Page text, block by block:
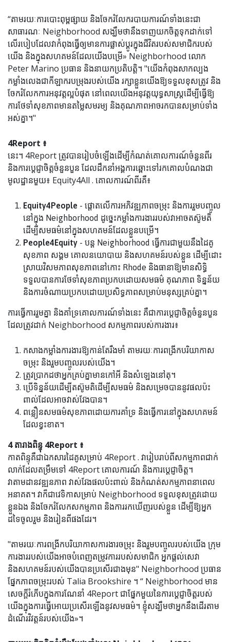
“តាមរយៈការបោះពុម្ពផ្សាយ និងចែករំលែករបាយការណ៍ទាំងនេះជា
សាធារណៈ Neighborhood សង្ឃឹម​ថា​នឹង​ទាញ​យក​ចិត្ត​ទុក​ដាក់​ទៅ​
លើ​របៀប​ដែល​វា​កំពុង​ធ្វើ​ឲ្យ​មាន​ការ​ផ្លាស់​ប្តូរ​ក្នុង​ជីវិត​របស់​សមាជិក​របស់​
យើង និង​ក្នុង​សហគមន៍​ដែល​យើង​បម្រើ» Neighborhood លោក
Peter Marino ប្រធាន និងនាយកប្រតិបត្តិ។ "យើងកំពុងសាកល្បង
កម្លាំងលេងជាកីឡាករបម្រុងរបស់យើង រក្សាខ្លួនយើងឱ្យទទួលខុសត្រូវ និង
ចែករំលែកការអនុវត្តល្អបំផុត នៅពេលយើងអនុវត្តយុទ្ធសាស្រ្តដើម្បីធ្វើឱ្យ
ការថែទាំសុខភាពមានតម្លៃសមរម្យ និងគុណភាពអាចរកបានសម្រាប់ទាំង
អស់គ្នា។"
4Report ៖
នេះ។ 4Report ត្រូវបានរៀបចំឡើងដើម្បីកំណត់គោលការណ៍ចំនួនពីរ
និងការប្តេជ្ញាចិត្តចំនួនបួន ដែលដឹកនាំអង្គការឆ្ពោះទៅរកគោលបំណងជា
មូលដ្ឋានមួយ៖ Equity4All . គោលការណ៍ពីរគឺ៖
Equity4People - ផ្តោតលើការអភិវឌ្ឍភាពចម្រុះ និងការរួមបញ្ចូល
នៅក្នុង Neighborhood ដូច្នេះកម្លាំងការងាររបស់វាអាចតស៊ូមតិ
ដើម្បីសមធម៌នៅក្នុងសហគមន៍ដែលខ្លួនបម្រើ។
People4Equity - បន្ត Neighborhood ធ្វើការជាមួយនឹងដៃគូ
សុខភាព សង្គម គោលនយោបាយ និងសហគមន៍របស់ខ្លួន ដើម្បីដោះ
ស្រាយវិសមភាពសុខភាពនៅកោះ Rhode និងធានាឱ្យមានសិទ្ធិ
ទទួលបានការថែទាំសុខភាពប្រកបដោយសមធម៌ គុណភាព ទិន្នន័យ
និងការចំណាយប្រកបដោយប្រសិទ្ធភាពសម្រាប់មនុស្សគ្រប់គ្នា។
ការធ្វើការរួមគ្នា និងគាំទ្រគោលការណ៍ទាំងនេះ គឺជាការប្តេជ្ញាចិត្តចំនួនបួន
ដែលត្រូវដាក់ Neighborhood សកម្មភាពរបស់ការងារ៖
កសាងកម្លាំងការងារឱ្យកាន់តែរឹងមាំ តាមរយៈការពង្រីកបរិយាកាស
ចម្រុះ និងរួមបញ្ចូលរបស់យើង។
ត្រូវប្រាកដថាអ្នកគ្រប់គ្នាមានកៅអី និងសំឡេងនៅតុ។
ប្រើទិន្នន័យដើម្បីតស៊ូមតិដើម្បីសមធម៌ និងសម្រេចបាននូវផលប៉ះ
ពាល់ដែលអាចវាស់វែងបាន។
ពន្លឿនសមធម៌សុខភាពដោយការគាំទ្រ និងធ្វើការនៅក្នុងសហគមន៍
ដែលខ្វះខាត។
4 តារាងពិន្ទុ 4Report ៖
កាតពិន្ទុគឺជាឯកសារដៃគូសម្រាប់ 4Report . វារៀបរាប់ពីសកម្មភាពជាក់
លាក់ដែលតម្រឹមទៅ 4Report គោលការណ៍ និងការប្តេជ្ញាចិត្ត។
វាតាមដានវឌ្ឍនភាព វាស់វែងផលប៉ះពាល់ និងកំណត់សកម្មភាពនាពេល
អនាគត។ វាក៏ជាវេទិកាសម្រាប់ Neighborhood ទទួលខុសត្រូវដោយ
ខ្លួនឯង និងចែករំលែកសកម្មភាព និងការរកឃើញរបស់ខ្លួន ដើម្បីឱ្យអ្នក
ដទៃចូលរួម និងរៀនពីផងដែរ។
"តាមរយៈការពង្រីកបរិយាកាសការងារចម្រុះ និងរួមបញ្ចូលរបស់យើង ក្រុម
ការងាររបស់យើងអាចបំពេញតម្រូវការរបស់សមាជិក អ្នកផ្តល់សេវា
និងសហគមន៍របស់យើងបានប្រសើរជាងមុន" Neighborhood ប្រធាន
ផ្នែកភាពចម្រុះរបស់ Talia Brookshire ។ “ Neighborhood មាន
សេចក្តីរំភើបក្នុងការណែនាំ 4Report ជាផ្នែកមួយនៃការប្តេជ្ញាចិត្តរបស់
យើងក្នុងការធ្វើអោយប្រសើរឡើងនូវសមធម៌។ ខ្ញុំ​សង្ឃឹម​ថា​អ្នក​នឹង​ដើរ​តាម​
ដំណើរ​វិវត្តន៍​របស់​យើង»។